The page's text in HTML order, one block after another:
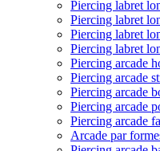
Piercing labret
Piercing labret
Piercing labret
Piercing labret
Piercing arcade
Piercing arcade
Piercing arcade
Piercing arcade
Piercing arcade
Arcade par